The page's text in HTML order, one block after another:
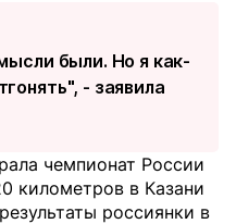
были. Но я как-
- заявила
чемпионат России
километров в Казани
россиянки в